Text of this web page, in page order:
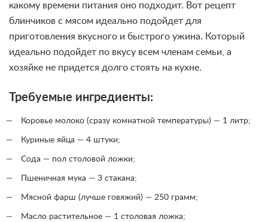
какому времени питания оно подходит. Вот рецепт
блинчиков с мясом идеально подойдет для
приготовления вкусного и быстрого ужина. Который
идеально подойдет по вкусу всем членам семьи, а
хозяйке не придется долго стоять на кухне.
Требуемые ингредиенты:
Коровье молоко (сразу комнатной температуры) — 1 литр;
Куриные яйца — 4 штуки;
Сода — пол столовой ложки;
Пшеничная мука — 3 стакана;
Мясной фарш (лучше говяжий) — 250 грамм;
Масло растительное — 1 столовая ложка;